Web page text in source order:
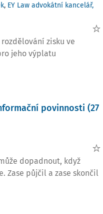
, EY Law advokátní kancelář,
zisku ve
jeho výplatu
povinnosti (27
dopadnout, když
Zase půjčil a zase skončil